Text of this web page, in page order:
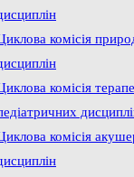
комісія
комісія
комісія